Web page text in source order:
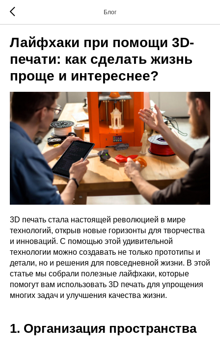
Блог
Лайфхаки при помощи 3D-
печати: как сделать жизнь
проще и интереснее?
3D печать стала настоящей революцией в мире
технологий, открыв новые горизонты для творчества
и инноваций. С помощью этой удивительной
технологии можно создавать не только прототипы и
детали, но и решения для повседневной жизни. В этой
статье мы собрали полезные лайфхаки, которые
помогут вам использовать 3D печать для упрощения
многих задач и улучшения качества жизни.
1. Организация пространства